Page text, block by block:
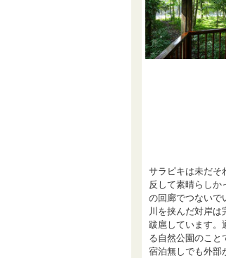
サラピキは未だそ
反して素晴らし
の回廊でつないで
川を挟んだ対岸
跋扈しています。
る自然公園のこと
宿泊無しでも外部